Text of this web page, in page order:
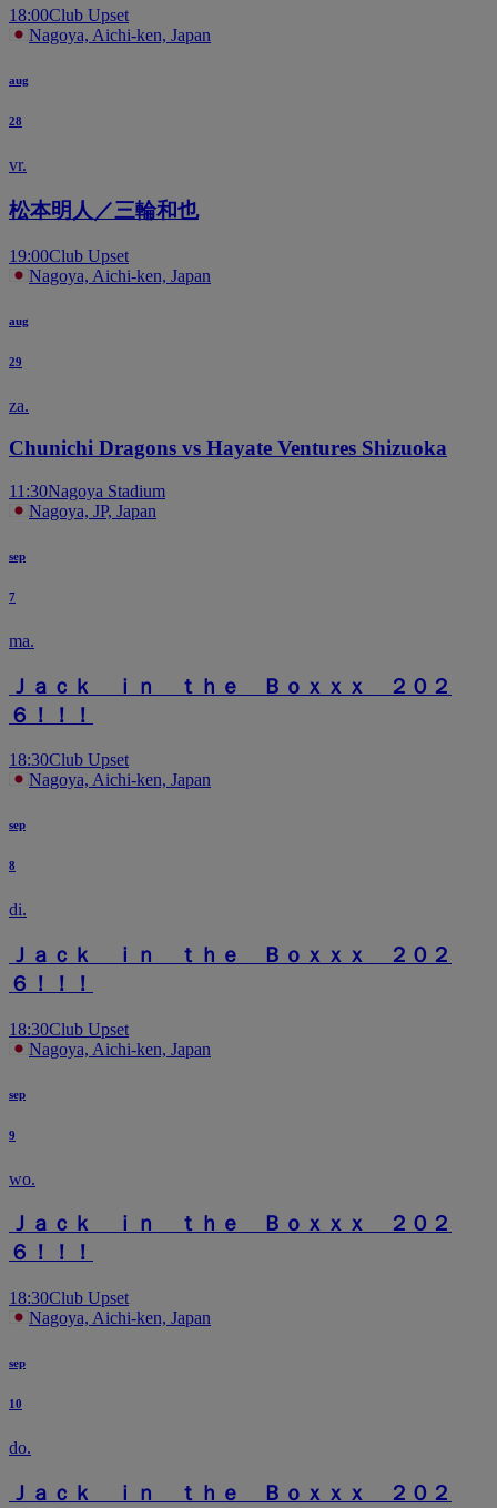
18:00Club Upset
Nagoya, Aichi-ken, Japan
aug
28
vr.
松本明人／三輪和也
19:00Club Upset
Nagoya, Aichi-ken, Japan
aug
29
za.
Chunichi Dragons vs Hayate Ventures Shizuoka
11:30Nagoya Stadium
Nagoya, JP, Japan
sep
7
ma.
Ｊａｃｋ ｉｎ ｔｈｅ Ｂｏｘｘｘ ２０２
６！！！
18:30Club Upset
Nagoya, Aichi-ken, Japan
sep
8
di.
Ｊａｃｋ ｉｎ ｔｈｅ Ｂｏｘｘｘ ２０２
６！！！
18:30Club Upset
Nagoya, Aichi-ken, Japan
sep
9
wo.
Ｊａｃｋ ｉｎ ｔｈｅ Ｂｏｘｘｘ ２０２
６！！！
18:30Club Upset
Nagoya, Aichi-ken, Japan
sep
10
do.
Ｊａｃｋ ｉｎ ｔｈｅ Ｂｏｘｘｘ ２０２